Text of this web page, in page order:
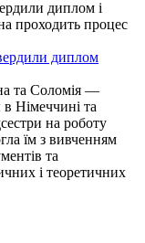
диплом
та Соломія —
Німеччині та
на роботу
їм з вивченням
та
і теоретичних